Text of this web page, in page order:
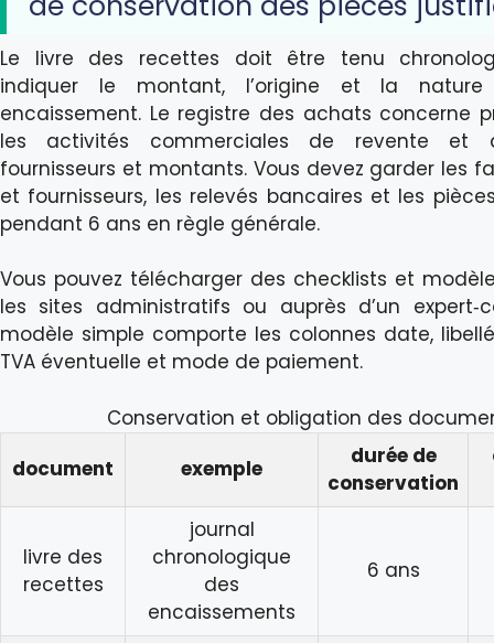
Le livre des recettes doit être tenu
indiquer le montant, l’origine et la
encaissement. Le registre des achats concerne
les activités commerciales de revente et
fournisseurs et montants. Vous devez garder les
et fournisseurs, les relevés bancaires et les
pendant 6 ans en règle générale.
Vous pouvez télécharger des checklists et
les sites administratifs ou auprès d’un
modèle simple comporte les colonnes date,
TVA éventuelle et mode de paiement.
Conservation et obligation des
document
exemple
durée de
conservation
livre des
recettes
journal
chronologique
des
encaissements
6 ans